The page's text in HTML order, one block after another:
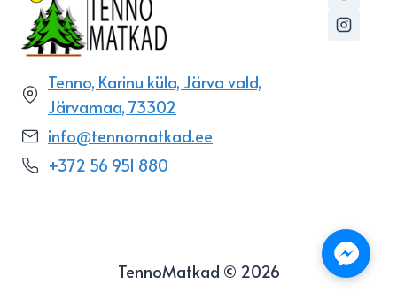
Tenno, Karinu küla, Järva vald,
Järvamaa, 73302
info@tennomatkad.ee
+372 56 951 880
TennoMatkad © 2026